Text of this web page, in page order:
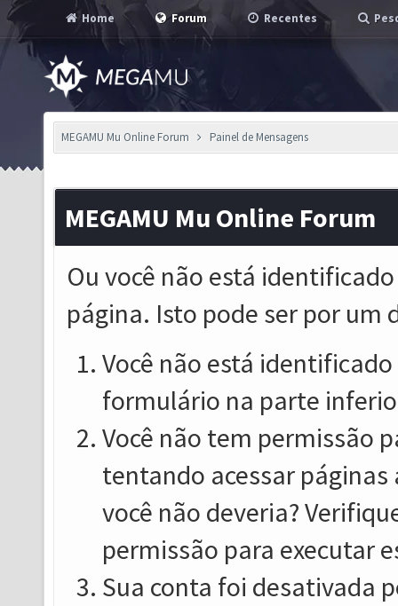
Home Forum Recentes
MEGAMU Mu Online Forum Painel de Mensagens
MEGAMU Mu Online Forum
Ou você não está
página. Isto pode ser por um
Você não está
formulário na parte
Você não tem permissão
tentando acessar
você não deveria?
permissão para executar
Sua conta foi desativada